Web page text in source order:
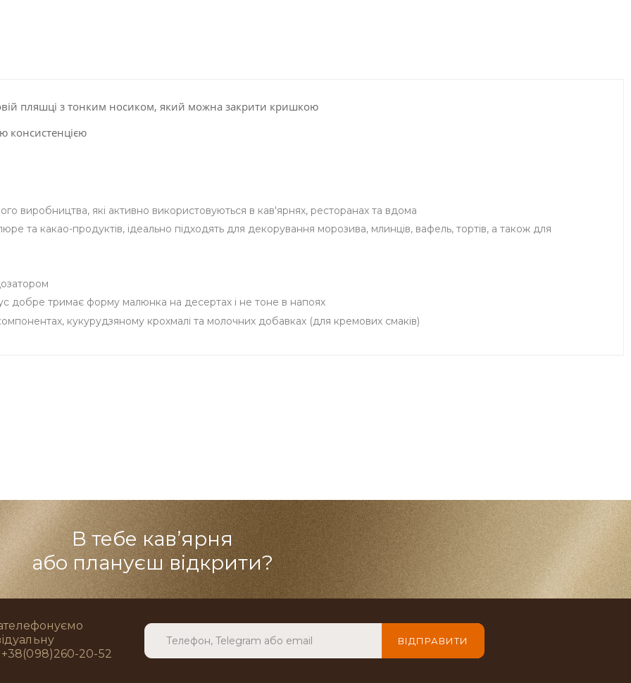
пляшці з тонким носиком, який можна закрити кришкою
консистенцією
виробництва, які активно використовуються в кав'ярнях, ресторанах та вдома
та какао-продуктів, ідеально підходять для декорування морозива, млинців, вафель, тортів, а також для
добре тримає форму малюнка на десертах і не тоне в напоях
кукурудзяному крохмалі та молочних добавках (для кремових смаків)
В тебе кав’ярня
або плануєш відкрити?
20-52
ВІДПРАВИТИ